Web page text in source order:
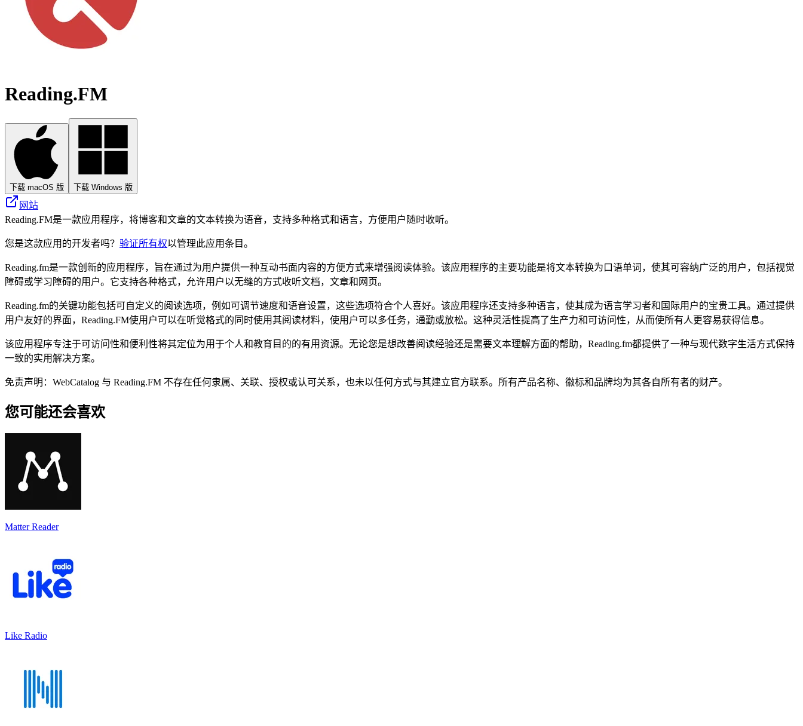
Reading.FM
下载 macOS 版 下载 Windows 版
网站
Reading.FM是一款应用程序，将博客和文章的文本转换为语音，支持多种格式和语言，方便用户随时收听。
您是这款应用的开发者吗？ 验证所有权以管理此应用条目。
Reading.fm是一款创新的应用程序，旨在通过为用户提供一种互动书面内容的方便方式来增强阅读体验。该应用程序的主要功能是将文本转换为口语单词，使其可容纳广泛的用户，包括视觉
障碍或学习障碍的用户。它支持各种格式，允许用户以无缝的方式收听文档，文章和网页。
Reading.fm的关键功能包括可自定义的阅读选项，例如可调节速度和语音设置，这些选项符合个人喜好。该应用程序还支持多种语言，使其成为语言学习者和国际用户的宝贵工具。通过提供
用户友好的界面，Reading.FM使用户可以在听觉格式的同时使用其阅读材料，使用户可以多任务，通勤或放松。这种灵活性提高了生产力和可访问性，从而使所有人更容易获得信息。
该应用程序专注于可访问性和便利性将其定位为用于个人和教育目的的有用资源。无论您是想改善阅读经验还是需要文本理解方面的帮助，Reading.fm都提供了一种与现代数字生活方式保持
一致的实用解决方案。
免责声明：WebCatalog 与 Reading.FM 不存在任何隶属、关联、授权或认可关系，也未以任何方式与其建立官方联系。所有产品名称、徽标和品牌均为其各自所有者的财产。
您可能还会喜欢
Matter Reader
Like Radio